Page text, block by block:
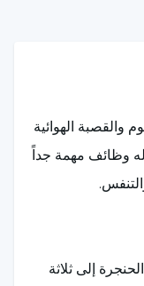
والقصبة الهوائية
وظائف مهمة جداً
إلى ثلاثة